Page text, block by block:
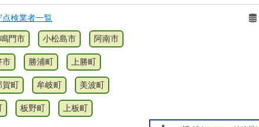
検業者一覧
鳴門市 小松島市 阿南市
市 勝浦町 上勝町
賀町 牟岐町 美波町
板野町 上板町